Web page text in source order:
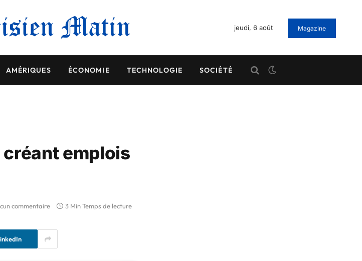
jeudi, 6 août Magazine
AMÉRIQUES ÉCONOMIE TECHNOLOGIE SOCIÉTÉ
emplois
commentaire 3 Min Temps de lecture